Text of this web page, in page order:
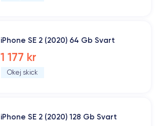
iPhone SE 2 (2020) 64 Gb Svart
1 177 kr
Okej skick
iPhone SE 2 (2020) 128 Gb Svart